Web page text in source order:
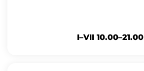
I–VII 10.00–21.00